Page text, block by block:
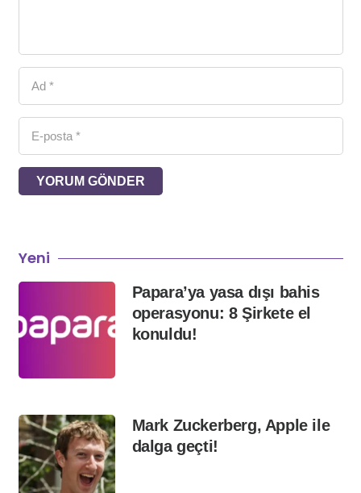
YORUM GÖNDER
Yeni
Papara’ya yasa dışı bahis
operasyonu: 8 Şirkete el
konuldu!
Mark Zuckerberg, Apple ile
dalga geçti!